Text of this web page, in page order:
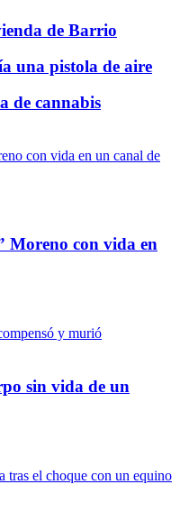
de Barrio
una pistola de aire
de cannabis
Moreno con vida en
sin vida de un